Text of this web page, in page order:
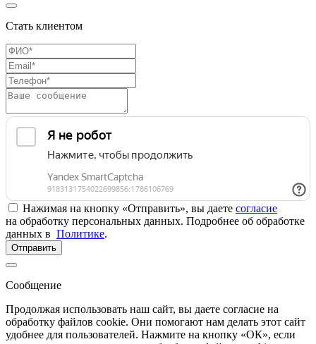
Стать клиентом
Нажимая на кнопку «Отправить», вы даете согласие
на обработку персональных данных. Подробнее об обработке
данных в Политике.
Отправить
Сообщение
Продолжая использовать наш сайт, вы даете согласие на
обработку файлов cookie. Они помогают нам делать этот сайт
удобнее для пользователей. Нажмите на кнопку «ОК», если